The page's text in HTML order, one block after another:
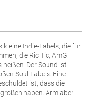
kleine Indie-Labels, die für
die Ric Tic, AmG
heißen. Der Sound ist
Soul-Labels. Eine
ist, dass die
haben. Arm aber